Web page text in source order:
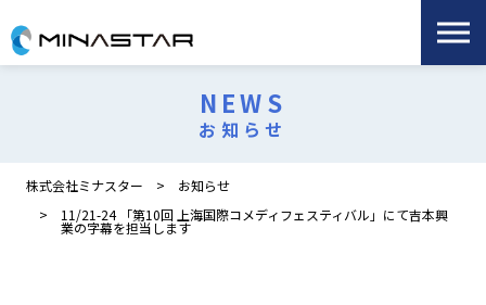
NEWS
お知らせ
株式会社ミナスター
お知らせ
11/21-24 「第10回 上海国際コメディフェスティバル」にて吉本興
業の字幕を担当します